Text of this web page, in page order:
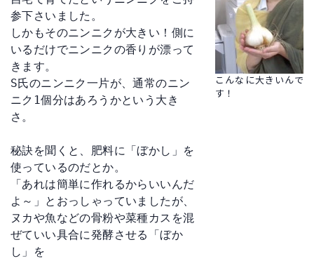
こんなに大きいんで
す！
参下さいました。
しかもそのニンニクが大きい！側に
いるだけでニンニクの香りが漂って
きます。
S氏のニンニク一片が、通常のニン
ニク1個分はあろうかという大き
さ。
秘訣を聞くと、肥料に「ぼかし」を
使っているのだとか。
「あれは簡単に作れるからいいんだ
よ～」とおっしゃっていましたが、
ヌカや魚などの骨粉や菜種カスを混
ぜていい具合に発酵させる「ぼか
し」を